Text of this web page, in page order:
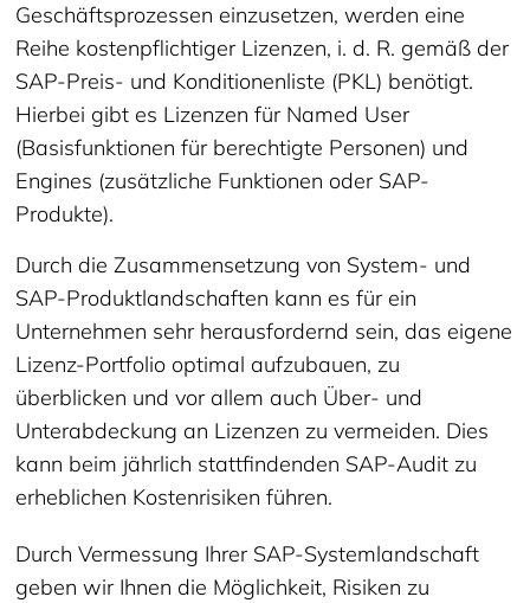
Geschäftsprozessen einzusetzen, werden eine
Reihe kostenpflichtiger Lizenzen, i. d. R. gemäß der
SAP-Preis- und Konditionenliste (PKL) benötigt.
Hierbei gibt es Lizenzen für Named User
(Basisfunktionen für berechtigte Personen) und
Engines (zusätzliche Funktionen oder SAP-
Produkte).
Durch die Zusammensetzung von System- und
SAP-Produktlandschaften kann es für ein
Unternehmen sehr herausfordernd sein, das eigene
Lizenz-Portfolio optimal aufzubauen, zu
überblicken und vor allem auch Über- und
Unterabdeckung an Lizenzen zu vermeiden. Dies
kann beim jährlich stattfindenden SAP-Audit zu
erheblichen Kostenrisiken führen.
Durch Vermessung Ihrer SAP-Systemlandschaft
geben wir Ihnen die Möglichkeit, Risiken zu